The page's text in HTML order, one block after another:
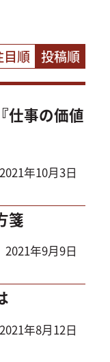
目順 投稿順
仕事の価値
2021年10月3日
箋
2021年9月9日
2021年8月12日